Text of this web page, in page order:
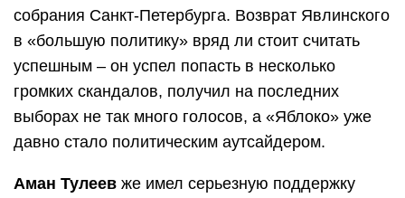
собрания Санкт-Петербурга. Возврат Явлинского
в «большую политику» вряд ли стоит считать
успешным – он успел попасть в несколько
громких скандалов, получил на последних
выборах не так много голосов, а «Яблоко» уже
давно стало политическим аутсайдером.
Аман Тулеев же имел серьезную поддержку